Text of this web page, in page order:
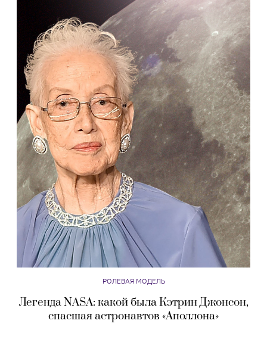
РОЛЕВАЯ МОДЕЛЬ
Легенда NASA: какой была Кэтрин Джонсон,
спасшая астронавтов «Аполлона»